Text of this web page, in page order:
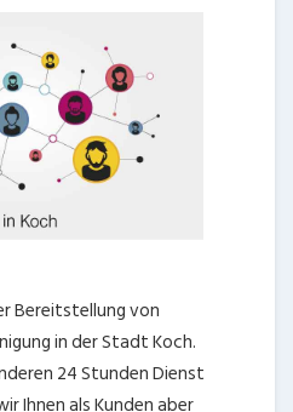
Bereitstellung von
in der Stadt Koch.
24 Stunden Dienst
Ihnen als Kunden aber